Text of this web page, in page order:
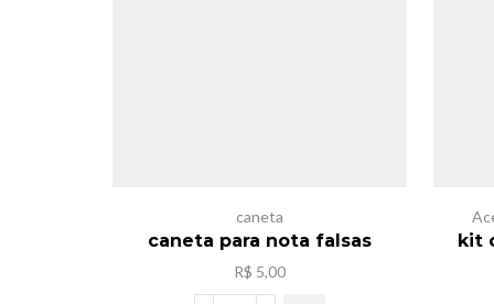
caneta
caneta para nota falsas
R$ 5,00
kit